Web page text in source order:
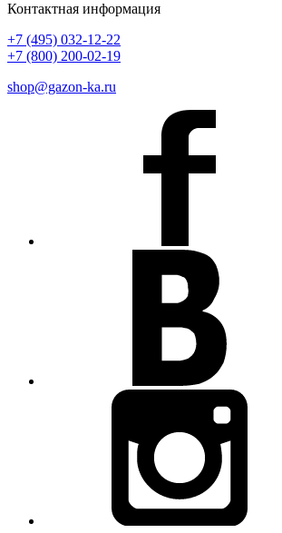
Контактная информация
+7 (495) 032-12-22
+7 (800) 200-02-19
shop@gazon-ka.ru